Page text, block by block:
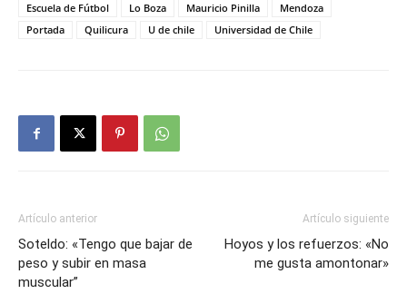
Escuela de Fútbol
Lo Boza Mauricio Pinilla
Mendoza
Portada
Quilicura U de chile Universidad de Chile
Artículo anterior
Soteldo: «Tengo que bajar de
peso y subir en masa
muscular”
Artículo siguiente
Hoyos y los refuerzos: «No
me gusta amontonar»